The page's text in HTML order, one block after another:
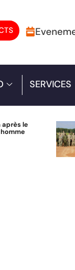
SERVICES
après le